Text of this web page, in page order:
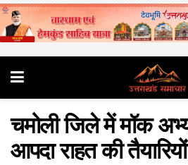
चमोली जिले में मॉक
आपदा राहत की